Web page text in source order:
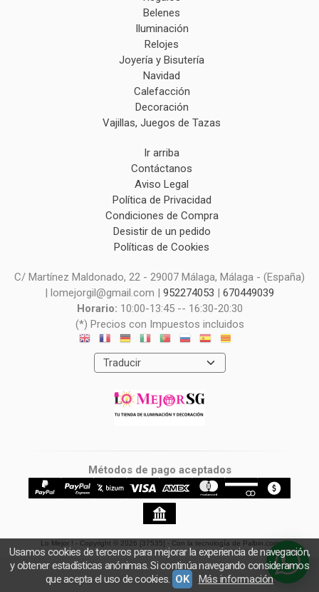
Belenes
Iluminación
Relojes
Joyería y Bisutería
Navidad
Calefacción
Decoración
Vajillas, Juegos de Tazas
Ir arriba
Contáctanos
Aviso Legal
Política de Privacidad
Condiciones de Compra
Desistir de un pedido
Políticas de Cookies
C/ Martínez Maldonado, 22 - 29007 Málaga, Málaga - (España)
| lomejorgil@gmail.com | 952274053
670449039
Horario: 10:00-13:45 -- 16:30-20:30
(*) Precios con Impuestos incluidos
Métodos de pago aceptados
Lo Mejor ! - Copyright © 2026 [37535] - Con la tecnología de Palbin.com
Usamos cookies de terceros para mejorar la experiencia de navegación,
y obtener estadísticas anónimas. Si continúa navegando consideramos
que acepta el uso de cookies. OK Más información